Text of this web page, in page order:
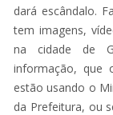
dará escândalo.
tem imagens,
na cidade de
informação, que
estão usando o
da Prefeitura, ou